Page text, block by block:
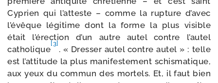
Cyprien qui l’atteste – comme la rup­ture d’avec
l’évêque légi­time dont la forme la plus visible
était l’érection d’un autre autel contre l’autel
catho­lique
[3]
. « Dresser autel contre autel » : telle
est l’attitude la plus mani­fes­te­ment schis­ma­tique,
aux yeux du com­mun des mor­tels. Et, il faut bien